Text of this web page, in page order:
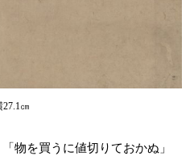
㎝
物を買うに値切りておかぬ」